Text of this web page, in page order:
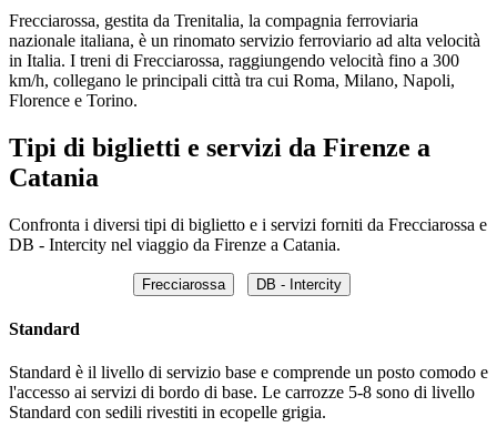
Frecciarossa, gestita da Trenitalia, la compagnia ferroviaria
nazionale italiana, è un rinomato servizio ferroviario ad alta velocità
in Italia. I treni di Frecciarossa, raggiungendo velocità fino a 300
km/h, collegano le principali città tra cui Roma, Milano, Napoli,
Florence e Torino.
Tipi di biglietti e servizi da Firenze a
Catania
Confronta i diversi tipi di biglietto e i servizi forniti da Frecciarossa e
DB - Intercity nel viaggio da Firenze a Catania.
Frecciarossa DB - Intercity
Standard
Standard è il livello di servizio base e comprende un posto comodo e
l'accesso ai servizi di bordo di base. Le carrozze 5-8 sono di livello
Standard con sedili rivestiti in ecopelle grigia.